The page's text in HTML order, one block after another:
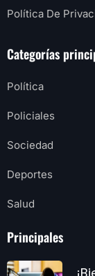
Política De
Categorías
Política
Policiales
Sociedad
Deportes
Salud
Principales